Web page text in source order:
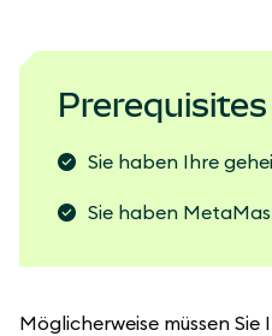
Prerequisites
Sie haben Ihre
Sie haben
Möglicherweise müssen